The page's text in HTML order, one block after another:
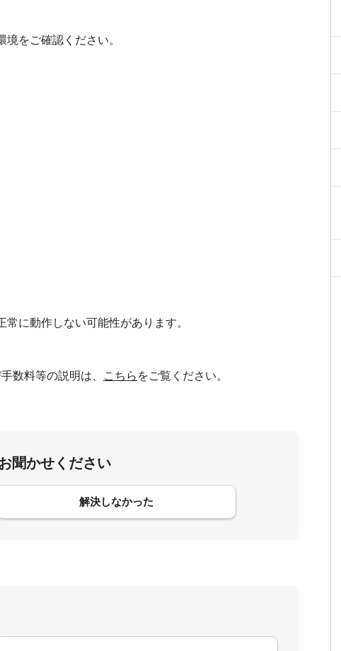
をご確認ください。
に動作しない可能性があります。
数料等の説明は、 こちら をご覧ください。
聞かせください
解決しなかった